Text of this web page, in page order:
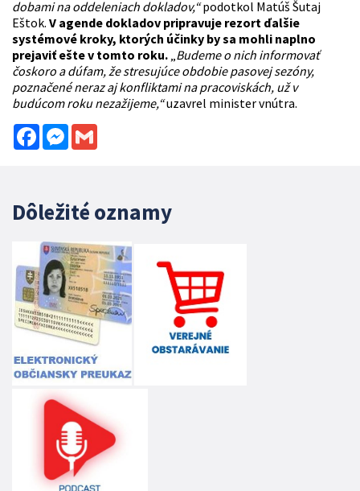
dobami na oddeleniach dokladov,“podotkol Matúš Šutaj
Eštok. V agende dokladov pripravuje rezort ďalšie
systémové kroky, ktorých účinky by sa mohli naplno
prejaviť ešte v tomto roku. „Budeme o nich informovať
čoskoro a dúfam, že stresujúce obdobie pasovej sezóny,
poznačené neraz aj konfliktami na pracoviskách, už v
budúcom roku nezažijeme,“uzavrel minister vnútra.
FacebookMessenger
Dôležité oznamy